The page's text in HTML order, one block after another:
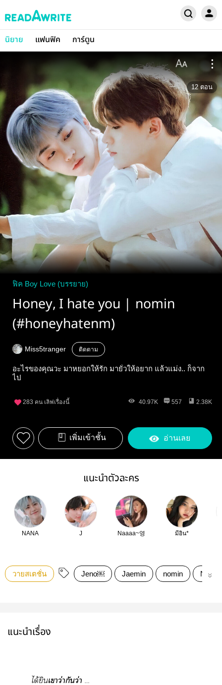
นิยาย แฟนฟิค การ์ตูน
12 ตอน
ฟิค Boy Love (บรรยาย)
Honey, I hate you | nomin
(#honeyhatenm)
Miss5tranger ติดตาม
อะไรของคุณวะ มาหยอกให้รัก มายั่วให้อยาก แล้วแม่ง.. ก็จาก
ไป
283 คน เลิฟเรื่องนี้ 40.97K 557 2.38K
เพิ่มเข้าชั้น อ่านเลย
แนะนำตัวละคร
NANA J Naaaa~영 มีอิน*
วายสเตชั่น Jeno￼ Jaemin nomin
แนะนำเรื่อง
ได้ยินเาว่ากันว่า …